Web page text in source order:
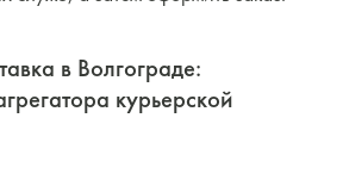
в Волгограде:
курьерской